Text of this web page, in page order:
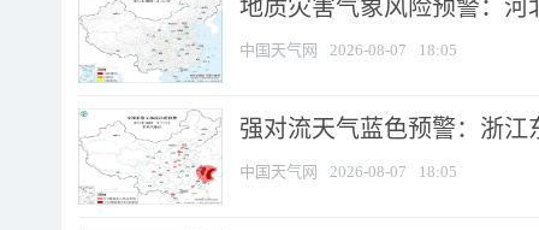
地质灾害气象风险预警：河
中国天气网 2026-08-07 18:05
强对流天气蓝色预警：浙江
中国天气网 2026-08-07 18:05